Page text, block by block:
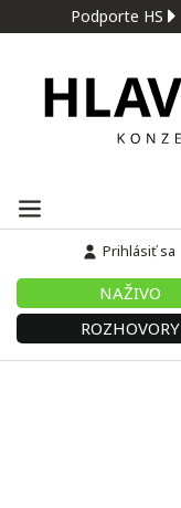
Podporte HS
Prihlásiť sa
NAŽIVO
ROZHOVORY